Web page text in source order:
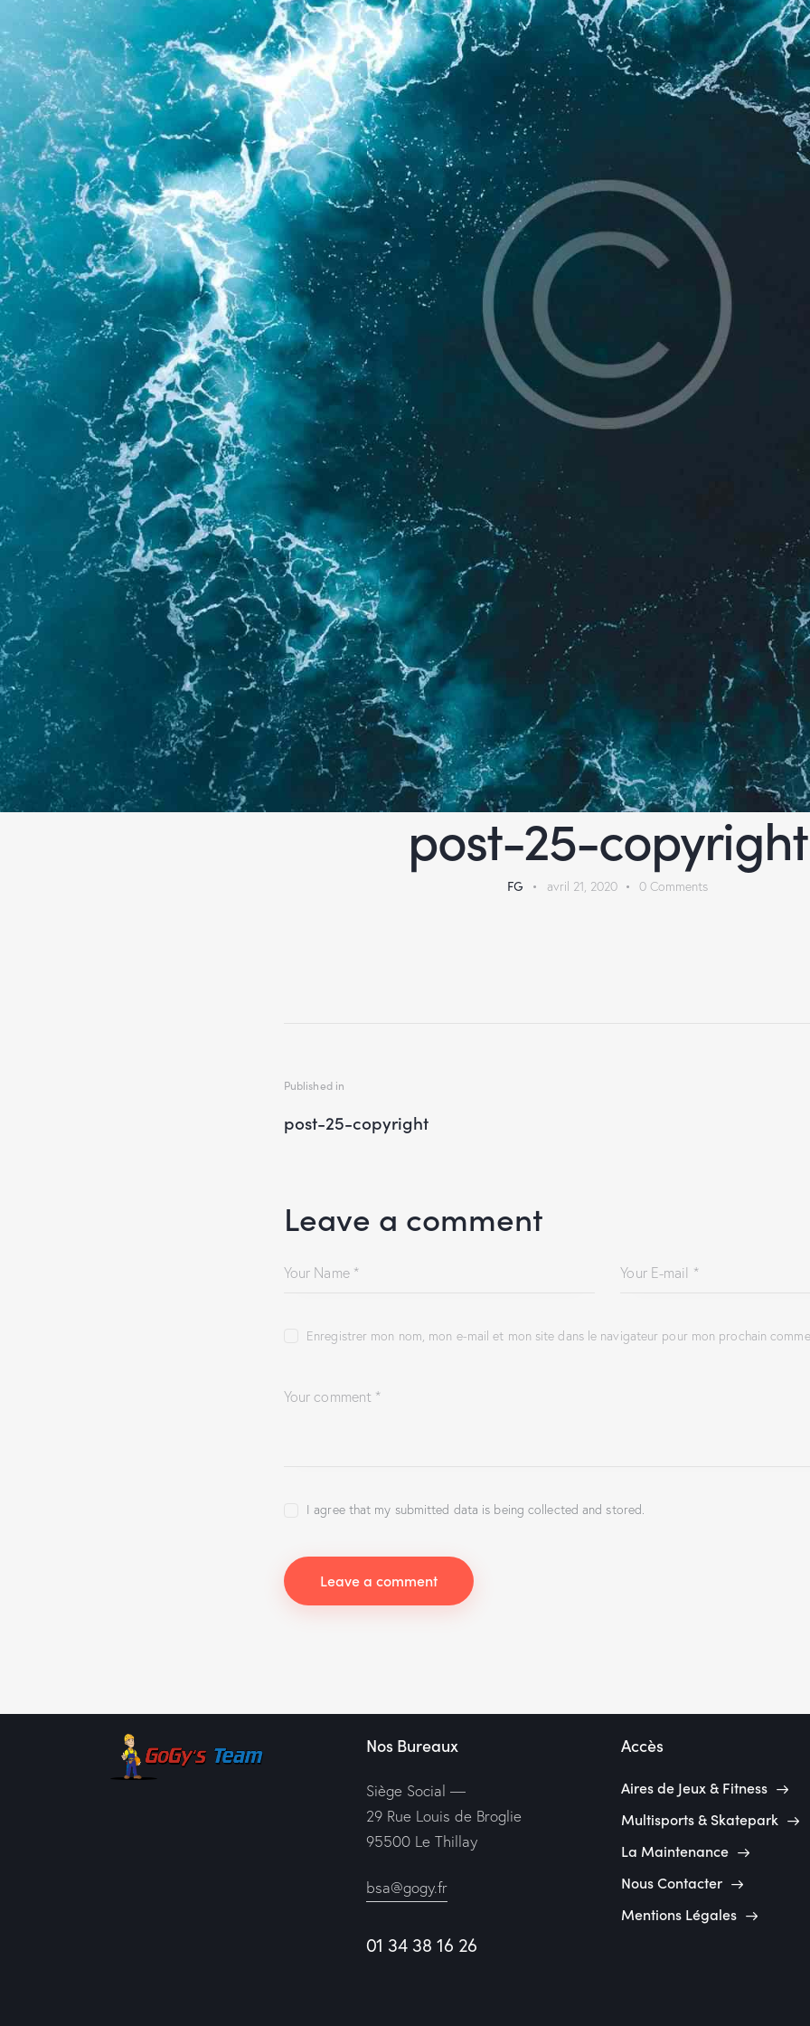
post-25-copyright
FG avril 21, 2020 0 Comments
Published in
post-25-copyright
Leave a comment
Enregistrer mon nom, mon e-mail et mon site dans le navigateur pour mon prochain
I agree that my submitted data is being collected and stored.
Nos Bureaux
Siège Social —
29 Rue Louis de Broglie
95500 Le Thillay
bsa@gogy.fr
01 34 38 16 26
Accès
Aires de Jeux & Fitness
Multisports & Skatepark
La Maintenance
Nous Contacter
Mentions Légales